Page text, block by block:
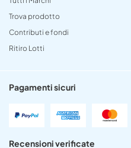
Trova prodotto
Contributi e fondi
Ritiro Lotti
Pagamenti sicuri
Recensioni verificate